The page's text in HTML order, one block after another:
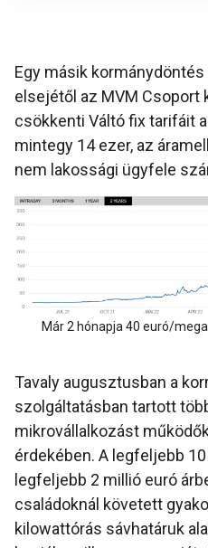
Egy másik
elsejétől az MVM Csoport
csökkenti Váltó fix tarifáit
mintegy 14 ezer, az
nem lakossági ügyfele
Már 2 hónapja 40 euró/
Tavaly augusztusban a
szolgáltatásban tartott
mikrovállalkozást
érdekében. A legfeljebb
legfeljebb 2 millió euró
családoknál követett
kilowattórás sávhatáruk